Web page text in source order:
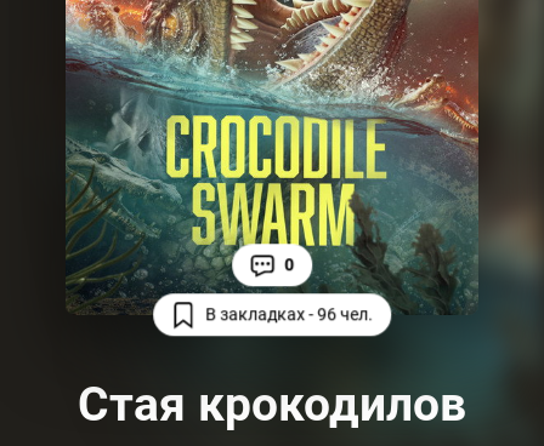
В закладках - 96 чел.
0
Стая крокодилов